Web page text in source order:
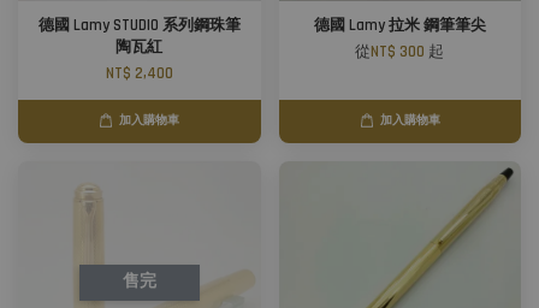
德國 Lamy STUDIO 系列鋼珠筆
陶瓦紅
NT$ 2,400
加入購物車
德國 Lamy 拉米 鋼筆筆尖
從NT$ 300 起
加入購物車
售完